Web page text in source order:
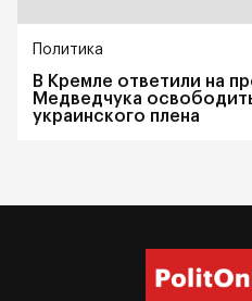
Политика
В Кремле ответили на
Медведчука
украинского плена